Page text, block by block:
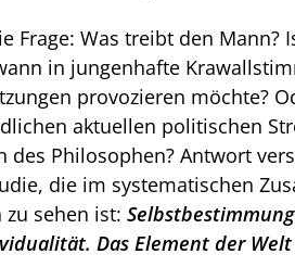
Frage: Was treibt den
in jungenhafte
provozieren möchte?
aktuellen politischen
des Philosophen? Antwort
die im systematischen
sehen ist:
Das Element der Welt